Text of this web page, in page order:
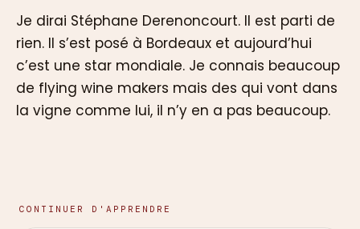
Je dirai Stéphane Derenoncourt. Il est parti de
rien. Il s’est posé à Bordeaux et aujourd’hui
c’est une star mondiale. Je connais beaucoup
de flying wine makers mais des qui vont dans
la vigne comme lui, il n’y en a pas beaucoup.
CONTINUER D'APPRENDRE